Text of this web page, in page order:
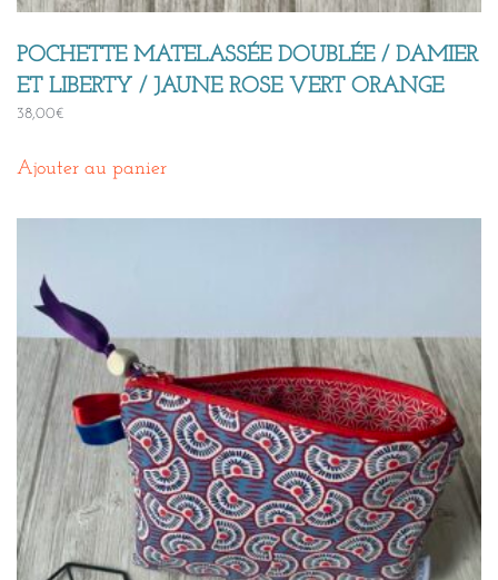
POCHETTE MATELASSÉE DOUBLÉE / DAMIER
ET LIBERTY / JAUNE ROSE VERT ORANGE
38,00€
Ajouter au panier